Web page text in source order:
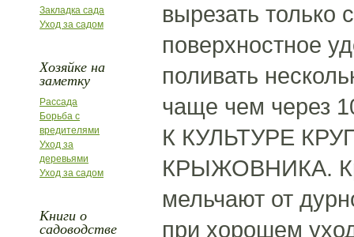
Закладка сада
Уход за садом
Хозяйке на
заметку
Рассада
Борьба с
вредителями
Уход за
деревьями
Уход за садом
Книги о
садоводстве
вырезать только
поверхностное
поливать
чаще чем через
К КУЛЬТУРЕ
КРЫЖОВНИКА.
мельчают от
при хорошем